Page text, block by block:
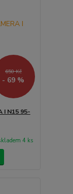
650 Kč
- 69 %
I N15 95-
4 ks